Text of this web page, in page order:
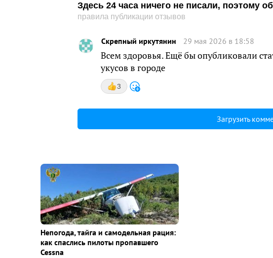
Здесь 24 часа ничего не писали, поэтому
правила публикации отзывов
Скрепный иркутянин 29 мая 2026 в 18:58
Всем здоровья. Ещё бы опубликовали
укусов в городе
3
Загрузить
Непогода, тайга и самодельная рация:
как спаслись пилоты пропавшего
Cessna